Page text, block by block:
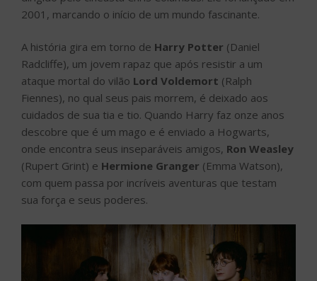
2001, marcando o início de um mundo fascinante.
A história gira em torno de Harry Potter (Daniel
Radcliffe), um jovem rapaz que após resistir a um
ataque mortal do vilão Lord Voldemort (Ralph
Fiennes), no qual seus pais morrem, é deixado aos
cuidados de sua tia e tio. Quando Harry faz onze anos
descobre que é um mago e é enviado a Hogwarts,
onde encontra seus inseparáveis amigos, Ron Weasley
(Rupert Grint) e Hermione Granger (Emma Watson),
com quem passa por incríveis aventuras que testam
sua força e seus poderes.